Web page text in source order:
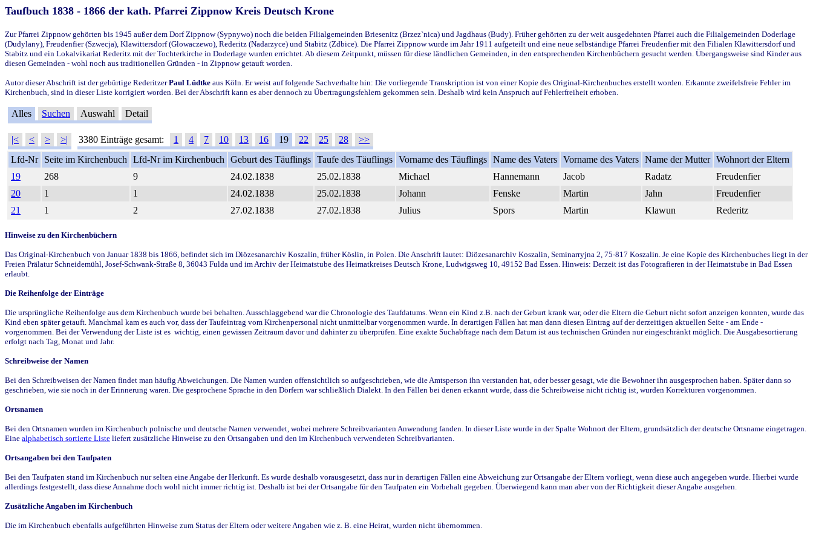
Taufbuch 1838 - 1866 der kath. Pfarrei Zippnow Kreis Deutsch Krone
Zur Pfarrei Zippnow gehörten bis 1945 außer dem Dorf Zippnow (Sypnywo) noch die beiden Filialgemeinden Briesenitz (Brzez`nica) und Jagdhaus (Budy). Früher gehörten zu der weit ausgedehnten Pfarrei auch die Filialgemeinden Doderlage
(Dudylany), Freudenfier (Szwecja), Klawittersdorf (Glowaczewo), Rederitz (Nadarzyce) und Stabitz (Zdbice). Die Pfarrei Zippnow wurde im Jahr 1911 aufgeteilt und eine neue selbständige Pfarrei Freudenfier mit den Filialen Klawittersdorf und
Stabitz und ein Lokalvikariat Rederitz mit der Tochterkirche in Doderlage wurden errichtet. Ab diesem Zeitpunkt, müssen für diese ländlichen Gemeinden, in den entsprechenden Kirchenbüchern gesucht werden. Übergangsweise sind Kinder aus
diesen Gemeinden - wohl noch aus traditionellen Gründen - in Zippnow getauft worden.
Autor dieser Abschrift ist der gebürtige RederitzerPaul Lüdtke aus Köln. Er weist auf folgende Sachverhalte hin: Die vorliegende Transkription ist von einer Kopie des Original-Kirchenbuches erstellt worden. Erkannte zweifelsfreie Fehler im
Kirchenbuch, sind in dieser Liste korrigiert worden. Bei der Abschrift kann es aber dennoch zu Übertragungsfehlern gekommen sein. Deshalb wird kein Anspruch auf Fehlerfreiheit erhoben.
Alles Suchen Auswahl Detail
|< < > >| 3380 Einträge gesamt: 1 4 7 10 13 16 19 22 25 28
>>
Lfd-Nr
Seite im Kirchenbuch Lfd-Nr im Kirchenbuch Geburt des Täuflings Taufe des Täuflings Vorname des Täuflings Name des Vaters Vorname des Vaters Name der Mutter Wohnort der Eltern
19
268 9 24.02.1838 25.02.1838 Michael Hannemann Jacob Radatz
Freudenfier
20
1 1 24.02.1838 25.02.1838 Johann Fenske Martin Jahn
Freudenfier
21
1 2 27.02.1838 27.02.1838 Julius Spors Martin Klawun Rederitz
Hinweise zu den Kirchenbüchern
Das Original-Kirchenbuch von Januar 1838 bis 1866, befindet sich im Diözesanarchiv Koszalin, früher Köslin, in Polen. Die Anschrift lautet: Diözesanarchiv Koszalin, Seminarryjna 2, 75-817 Koszalin. Je eine Kopie des Kirchenbuches liegt in der
Freien Prälatur Schneidemühl, Josef-Schwank-Straße 8, 36043 Fulda und im Archiv der Heimatstube des Heimatkreises Deutsch Krone, Ludwigsweg 10, 49152 Bad Essen. Hinweis: Derzeit ist das Fotografieren in der Heimatstube in Bad Essen
erlaubt.
Die Reihenfolge der Einträge
Die ursprüngliche Reihenfolge aus dem Kirchenbuch wurde bei behalten. Ausschlaggebend war die Chronologie des Taufdatums. Wenn ein Kind z.B. nach der Geburt krank war, oder die Eltern die Geburt nicht sofort anzeigen konnten, wurde das
Kind eben später getauft. Manchmal kam es auch vor, dass der Taufeintrag vom Kirchenpersonal nicht unmittelbar vorgenommen wurde. In derartigen Fällen hat man dann diesen Eintrag auf der derzeitigen aktuellen Seite - am Ende -
vorgenommen. Bei der Verwendung der Liste ist es wichtig, einen gewissen Zeitraum davor und dahinter zu überprüfen. Eine exakte Suchabfrage nach dem Datum ist aus technischen Gründen nur eingeschränkt möglich. Die Ausgabesortierung
erfolgt nach Tag, Monat und Jahr.
Schreibweise der Namen
Bei den Schreibweisen der Namen findet man häufig Abweichungen. Die Namen wurden offensichtlich so aufgeschrieben, wie die Amtsperson ihn verstanden hat, oder besser gesagt, wie die Bewohner ihn ausgesprochen haben. Später dann so
geschrieben, wie sie noch in der Erinnerung waren. Die gesprochene Sprache in den Dörfern war schließlich Dialekt. In den Fällen bei denen erkannt wurde, dass die Schreibweise nicht richtig ist, wurden Korrekturen vorgenommen.
Ortsnamen
Bei den Ortsnamen wurden im Kirchenbuch polnische und deutsche Namen verwendet, wobei mehrere Schreibvarianten Anwendung fanden. In dieser Liste wurde in der Spalte Wohnort der Eltern, grundsätzlich der deutsche Ortsname eingetragen.
Eine alphabetisch sortierte Liste liefert zusätzliche Hinweise zu den Ortsangaben und den im Kirchenbuch verwendeten Schreibvarianten.
Ortsangaben bei den Taufpaten
Bei den Taufpaten stand im Kirchenbuch nur selten eine Angabe der Herkunft. Es wurde deshalb vorausgesetzt, dass nur in derartigen Fällen eine Abweichung zur Ortsangabe der Eltern vorliegt, wenn diese auch angegeben wurde. Hierbei wurde
allerdings festgestellt, dass diese Annahme doch wohl nicht immer richtig ist. Deshalb ist bei der Ortsangabe für den Taufpaten ein Vorbehalt gegeben. Überwiegend kann man aber von der Richtigkeit dieser Angabe ausgehen.
Zusätzliche Angaben im Kirchenbuch
Die im Kirchenbuch ebenfalls aufgeführten Hinweise zum Status der Eltern oder weitere Angaben wie z. B. eine Heirat, wurden nicht übernommen.